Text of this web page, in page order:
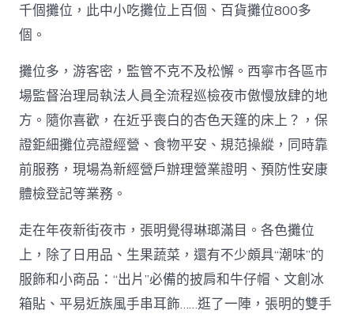
千個攤位，此中小吃攤位上百個、百貨攤位800多
個。
攤位多，游客密，監管不克不及松懈。西寧市各區市
場監督治理局執法人員全流程巡檢夜市傲慢放肆的地
方。隨你喜歡，在近乎喪白的杏色天篷的床上？，保
證鉅細攤位亮證經營、食物平安、規范操縱，同時靠
前服務，現場為新經營戶辦理營業證明、預防性安康
體檢登記等業務。
走在年夜新街夜市，張明覺得琳瑯滿目。各色攤位
上，除了日用品、生果蔬菜，還有不少頗具“潮味”的
服飾和小商品：“出片”必備的披肩和牛仔帽、文創冰
箱貼、平易近族風手串耳飾……逛了一陣，張明的雙手